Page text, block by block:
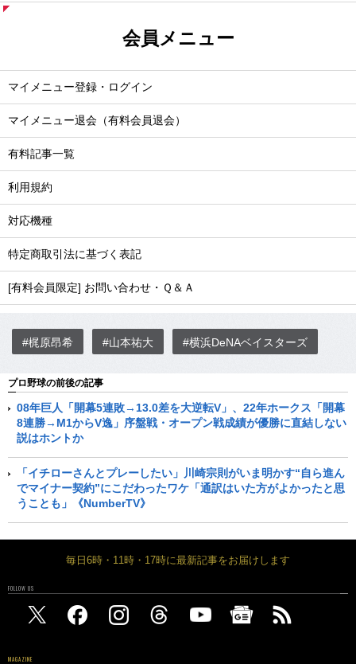
会員メニュー
マイメニュー登録・ログイン
マイメニュー退会（有料会員退会）
有料記事一覧
利用規約
対応機種
特定商取引法に基づく表記
[有料会員限定] お問い合わせ・Ｑ＆Ａ
#梶原昂希 #山本祐大 #横浜DeNAベイスターズ
プロ野球の前後の記事
08年巨人「開幕5連敗→13.0差を大逆転V」、22年ホークス「開幕
8連勝→M1からV逸」序盤戦・オープン戦成績が優勝に直結しない
説はホントか
「イチローさんとプレーしたい」川崎宗則がいま明かす“自ら進ん
でマイナー契約”にこだわったワケ「通訳はいた方がよかったと思
うことも」《NumberTV》
毎日6時・11時・17時に最新記事をお届けします
FOLLOW US
MAGAZINE